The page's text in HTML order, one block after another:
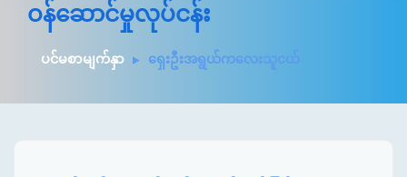
ဝန်ဆောင်မှုလုပ်ငန်း
ပင်မစာမျက်နှာ ရှေးဦးအရွယ်ကလေးသူငယ်